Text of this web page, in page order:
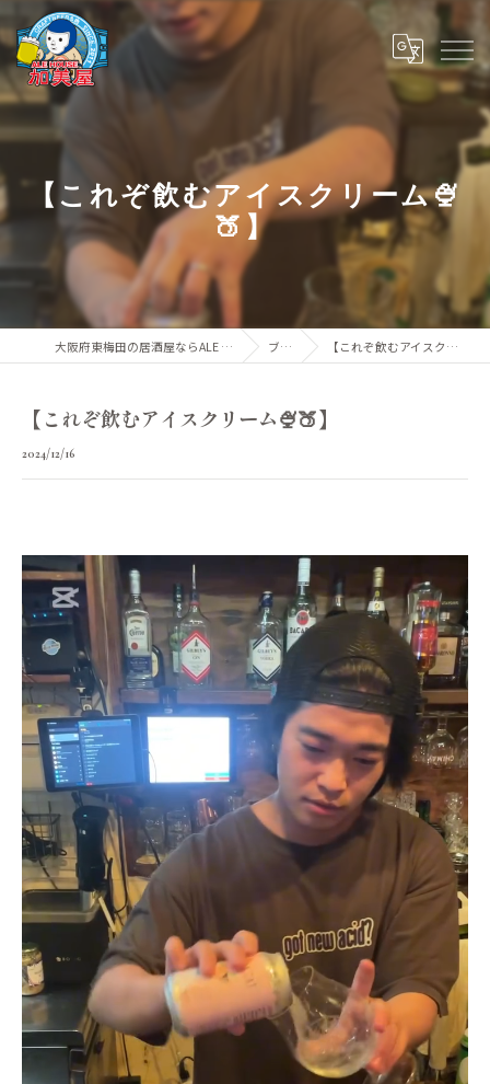
【これぞ飲むアイスクリーム🍨
🍑】
大阪府東梅田の居酒屋ならALE HOUSE 加美屋 ブログ 【これぞ飲むアイスクリーム🍨🍑】
【これぞ飲むアイスクリーム🍨🍑】
2024/12/16